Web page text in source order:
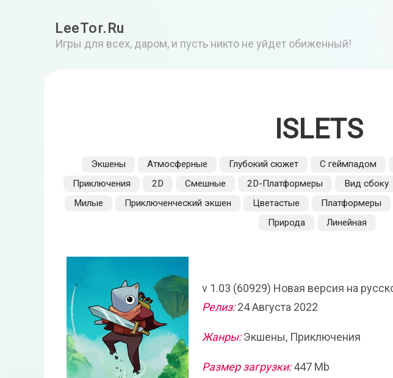
LeeTor.Ru
Игры для всех, даром, и пусть никто не уйдет обиженный!
ISLETS
Экшены Атмосферные Глубокий сюжет С геймпадом
Приключения
2D Смешные 2D-Платформеры Вид сбоку
Милые
Приключенческий экшен Цветастые Платформеры
Природа
Линейная
v 1.03 (60929) Новая версия на
Релиз:24 Августа 2022
Жанры:Экшены, Приключения
Размер загрузки:447 Mb